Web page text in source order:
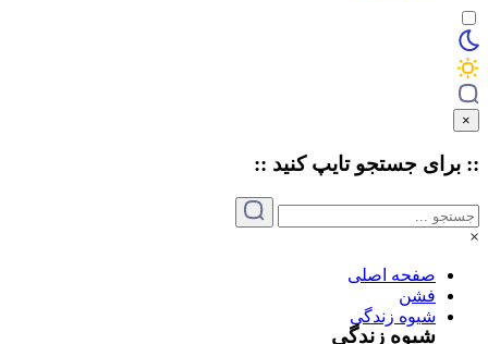
×
:: برای جستجو تایپکنید ::
×
صفحه اصلی
فشن
شیوه زندگی
شیوه زندگی